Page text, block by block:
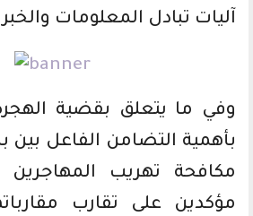
آليات تبادل المعلومات
وفي ما يتعلق بقضية
بأهمية التضامن الفاعل بين
مكافحة تهريب المهاجرين
مؤكدين على تقارب